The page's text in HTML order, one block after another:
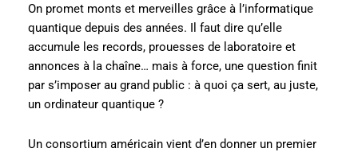
On promet monts et merveilles grâce à l’informatique
quantique depuis des années. Il faut dire qu’elle
accumule les records, prouesses de laboratoire et
annonces à la chaîne… mais à force, une question finit
par s’imposer au grand public : à quoi ça sert, au juste,
un ordinateur quantique ?
Un consortium américain vient d’en donner un premier